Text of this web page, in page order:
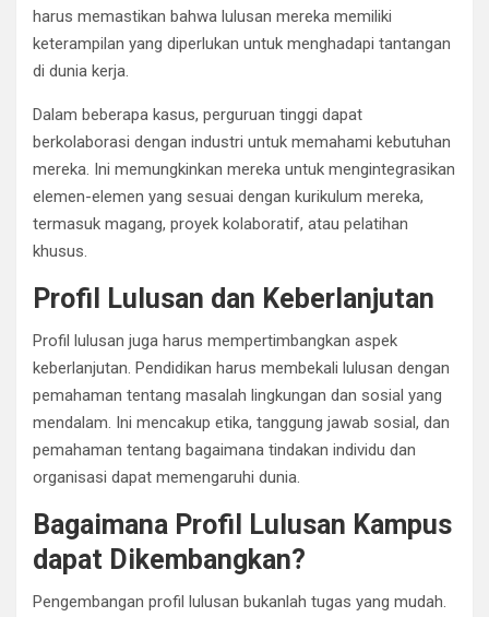
harus memastikan bahwa lulusan mereka memiliki
keterampilan yang diperlukan untuk menghadapi tantangan
di dunia kerja.
Dalam beberapa kasus, perguruan tinggi dapat
berkolaborasi dengan industri untuk memahami kebutuhan
mereka. Ini memungkinkan mereka untuk mengintegrasikan
elemen-elemen yang sesuai dengan kurikulum mereka,
termasuk magang, proyek kolaboratif, atau pelatihan
khusus.
Profil Lulusan dan Keberlanjutan
Profil lulusan juga harus mempertimbangkan aspek
keberlanjutan. Pendidikan harus membekali lulusan dengan
pemahaman tentang masalah lingkungan dan sosial yang
mendalam. Ini mencakup etika, tanggung jawab sosial, dan
pemahaman tentang bagaimana tindakan individu dan
organisasi dapat memengaruhi dunia.
Bagaimana Profil Lulusan Kampus
dapat Dikembangkan?
Pengembangan profil lulusan bukanlah tugas yang mudah.